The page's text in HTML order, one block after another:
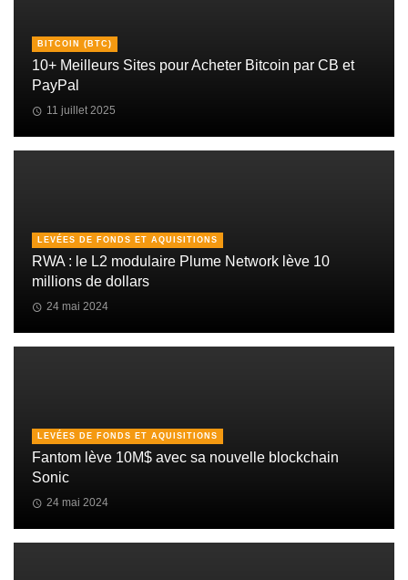
BITCOIN (BTC)
10+ Meilleurs Sites pour Acheter Bitcoin par CB et
PayPal
11 juillet 2025
LEVÉES DE FONDS ET AQUISITIONS
RWA : le L2 modulaire Plume Network lève 10
millions de dollars
24 mai 2024
LEVÉES DE FONDS ET AQUISITIONS
Fantom lève 10M$ avec sa nouvelle blockchain
Sonic
24 mai 2024